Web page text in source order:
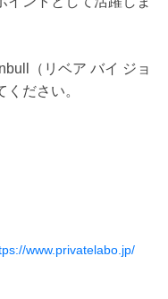
（リベア バイ ジョ
ください。
www.privatelabo.jp/